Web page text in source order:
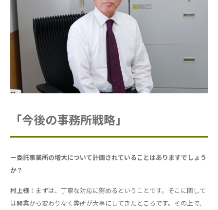
「今後の事務所戦略」
ー委託事業所の増大について計画されていることはありますでしょう
か？
村上様： まずは、丁寧な対応に努めるということです。そこに関して
は開業から変わりなく弊所が大事にしてきたところです。その上で、